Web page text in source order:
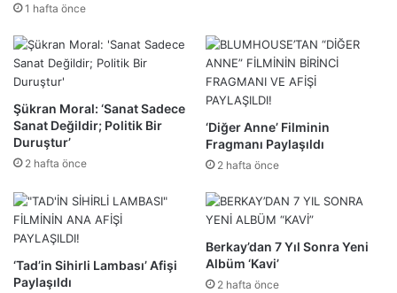
1 hafta önce
Şükran Moral: ‘Sanat Sadece
Sanat Değildir; Politik Bir
Duruştur’
2 hafta önce
‘Diğer Anne’ Filminin
Fragmanı Paylaşıldı
2 hafta önce
‘Tad’in Sihirli Lambası’ Afişi
Paylaşıldı
Berkay’dan 7 Yıl Sonra Yeni
Albüm ‘Kavi’
2 hafta önce